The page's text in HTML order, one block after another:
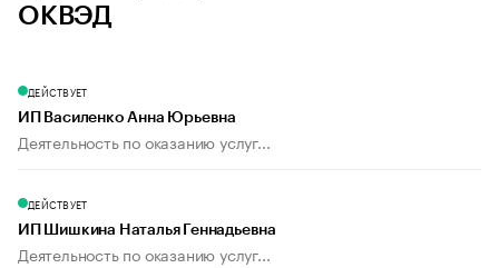
ОКВЭД
ДЕЙСТВУЕТ
ИП Василенко Анна Юрьевна
Деятельность по оказанию услуг...
ДЕЙСТВУЕТ
ИП Шишкина Наталья Геннадьевна
Деятельность по оказанию услуг...